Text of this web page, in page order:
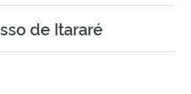
de Itararé